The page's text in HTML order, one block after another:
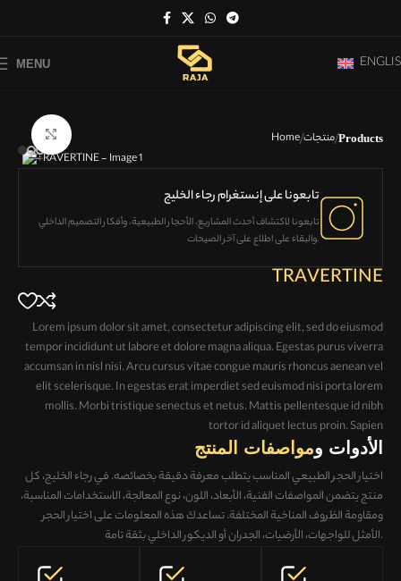
MENU
Home منتجات Products
Click to enlarge
تابعونا على إنستغرام رجاء الخليج
تابعونا لاكتشافأحدث المشاريع، الأحجار الطبيعية، وأفكار التصميم الداخلي
والبقاء على اطلاع على آخر الصيحات.
TRAVERTINE
Lorem ipsum dolor sit amet, consectetur adipiscing elit, sed do eiusmod
tempor incididunt ut labore et dolore magna aliqua. Egestas purus viverra
accumsan in nisl nisi. Arcu cursus vitae congue mauris rhoncus aenean vel
elit scelerisque. In egestas erat imperdiet sed euismod nisi porta lorem
mollis. Morbi tristique senectus et netus. Mattis pellentesque id nibh
tortor id aliquet lectus proin. Sapien
الأدوات ومواصفات المنتج
اختيار الحجر الطبيعي المناسب يتطلب معرفة دقيقة بخصائصه. في رجاء الخليج، كل
منتج يتضمنالمواصفات الفنية، الأبعاد، اللون، نوع المعالجة، الاستخدامات المناسبة،
ومقاومة الظروف المناخية المختلفة. تساعدك هذه المعلومات علىاختيار الحجر
الأمثل للواجهات، الأرضيات، الجدران أو الديكور الداخليبثقة تامة.